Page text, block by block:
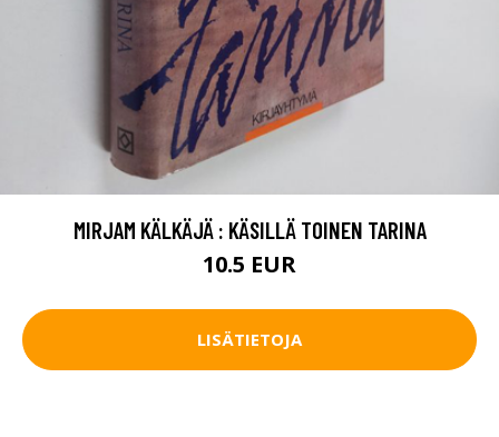
MIRJAM KÄLKÄJÄ : KÄSILLÄ TOINEN TARINA
10.5 EUR
LISÄTIETOJA